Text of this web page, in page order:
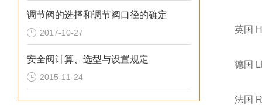
调节阀的选择和调节阀口径的确定
2017-10-27
安全阀计算、选型与设置规定
2015-11-24
英国
德国
法国